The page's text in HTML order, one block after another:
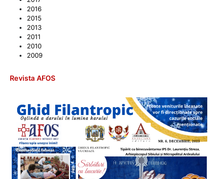
2016
2015
2013
2011
2010
2009
Revista AFOS